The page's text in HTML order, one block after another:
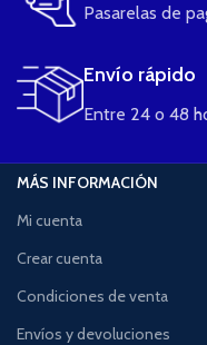
Pasarelas de
Envío rápido
Entre 24 o 48
MÁS INFORMACIÓN
Mi cuenta
Crear cuenta
Condiciones de venta
Envíos y devoluciones